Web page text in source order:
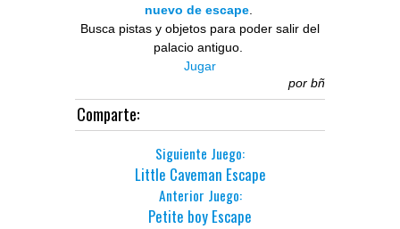
nuevo de escape.
Busca pistas y objetos para poder salir del
palacio antiguo.
Jugar
por bñ
Comparte:
Siguiente Juego:
Little Caveman Escape
Anterior Juego:
Petite boy Escape